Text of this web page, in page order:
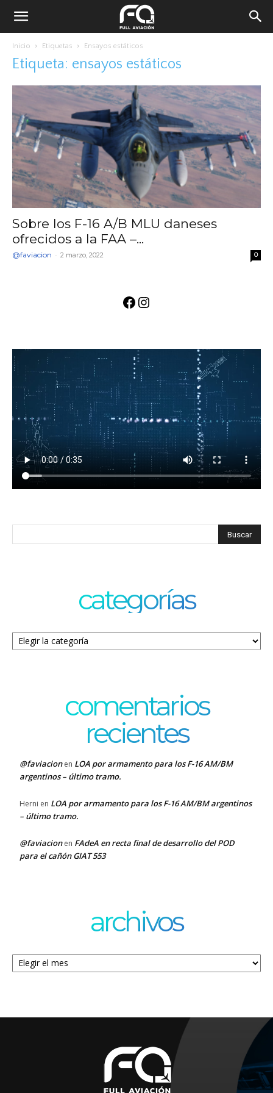
Inicio Etiquetas Ensayos estáticos
Etiqueta: ensayos estáticos
Sobre los F-16 A/B MLU daneses
ofrecidos a la FAA –...
@faviacion - 2 marzo, 2022 0
Facebook
Instagram
categorías
Categorías
comentarios
recientes
@faviacionen LOA por armamento para los F-16 AM/BM
argentinos – último tramo.
Herni en LOA por armamento para los F-16 AM/BM argentinos
– último tramo.
@faviacionen FAdeA en recta final de desarrollo del POD
para el cañón GIAT 553
archivos
Archivos